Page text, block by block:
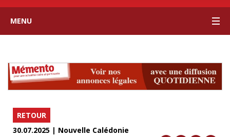
MENU
RETOUR
30.07.2025 | Nouvelle Calédonie